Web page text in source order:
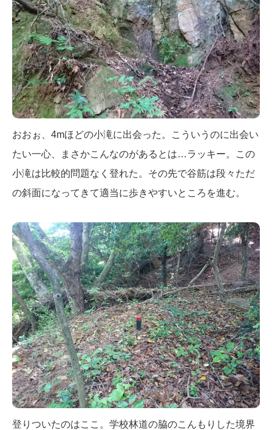
おおぉ、4mほどの小滝に出会った。こういうのに出会い
たい一心、まさかこんなのがあるとは…ラッキー。この
小滝は比較的問題なく登れた。その先で谷筋は段々ただ
の斜面になってきて適当に歩きやすいところを進む。
登りついたのはここ。学校林道の脇のこんもりした境界